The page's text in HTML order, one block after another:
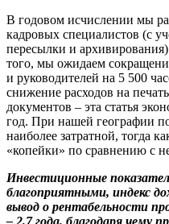
В годовом исчислении мы
кадровых специалистов (с
пересылки и
того, мы ожидаем
и руководителей на 5 500
снижение расходов на
документов – эта статья
год. При нашей географии
наиболее затратной, тогда
«копейки» по сравнению с
Инвестиционные
благоприятными, индекс
вывод о рентабельности
– 2,7 года, благодаря чему